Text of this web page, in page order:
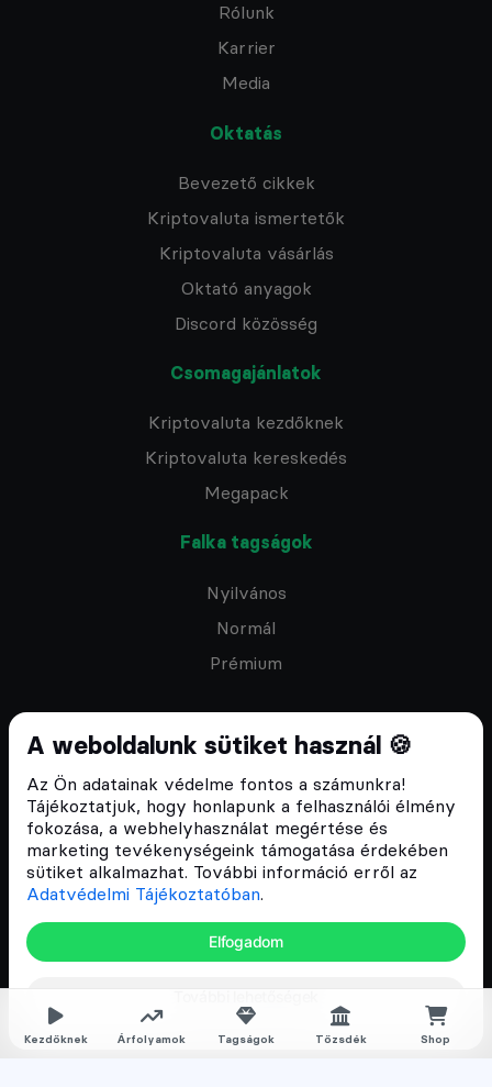
Kezdőknek Árfolyamok Tagságok Tőzsdék Shop
A weboldalunk sütiket használ 🍪
Az Ön adatainak védelme fontos a számunkra!
Tájékoztatjuk, hogy honlapunk a felhasználói élmény
fokozása, a webhelyhasználat megértése és
marketing tevékenységeink támogatása érdekében
sütiket alkalmazhat. További információ erről az
Adatvédelmi Tájékoztatóban.
Elfogadom
Rólunk
Karrier
Media
Oktatás
Bevezető cikkek
Kriptovaluta ismertetők
Kriptovaluta vásárlás
Oktató anyagok
Discord közösség
Csomagajánlatok
Kriptovaluta kezdőknek
Kriptovaluta kereskedés
Megapack
Falka tagságok
Nyilvános
Normál
Prémium
Feliratkozom a hírlevélre
ÁSZF
Adatvédelmi tájékoztató
Copyright © 2017–2026. Minden jog fenntartva